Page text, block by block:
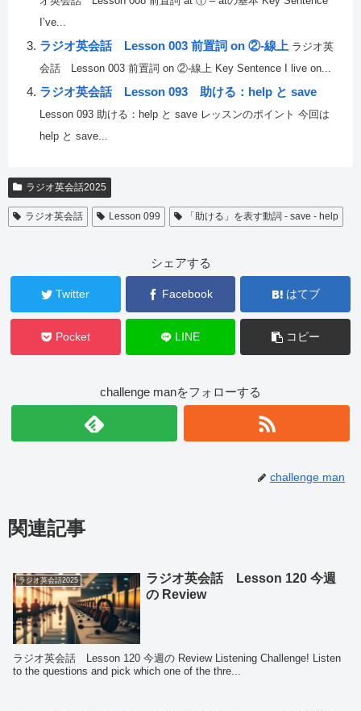
I’ve...
ラジオ英会話 Lesson 003 前置詞 on ②-線上 ラジオ英
会話 Lesson 003 前置詞 on ②-線上 Key Sentence I live on...
ラジオ英会話 Lesson 093 助ける：help と save
Lesson 093 助ける：help と save レッスンのポイント 今回は
help と save...
ラジオ英会話2025
ラジオ英会話 Lesson 099 「助ける」を表す動詞 - save - help
シェアする
Twitter Facebook はてブ
Pocket LINE コピー
challenge manをフォローする
challenge man
関連記事
ラジオ英会話2025
ラジオ英会話 Lesson 120 今週
の Review
ラジオ英会話 Lesson 120 今週の Review Listening Challenge! Listen
to the questions and pick which one of the thre...